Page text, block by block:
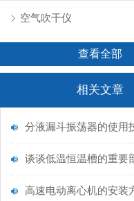
空气吹干仪
查看全部
相关文章
分液漏斗振荡器的使用
谈谈低温恒温槽的重要